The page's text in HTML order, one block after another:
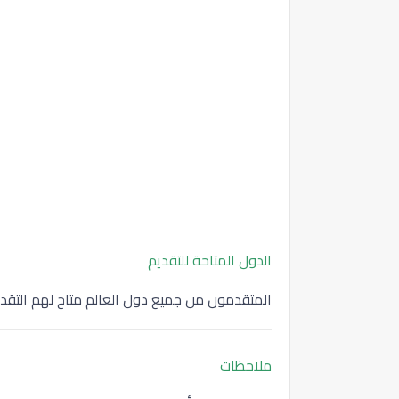
الدول المتاحة للتقديم
المتقدمون من جميع دول العالم متاح لهم
ملاحظات